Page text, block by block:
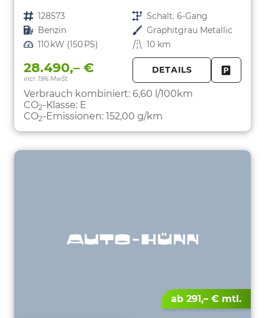
Fahrzeugnr. 128573 Getriebe Schalt. 6-Gang
Kraftstoff Benzin Außenfarbe Graphitgrau Metallic
Leistung 110 kW (150 PS) Kilometerstand 10 km
28.490,– €
incl. 19% MwSt.
DETAILS
Verbrauch kombiniert: 6,60 l/100km
CO2-Klasse: E
CO2-Emissionen: 152,00 g/km
ab 291,– € mtl.